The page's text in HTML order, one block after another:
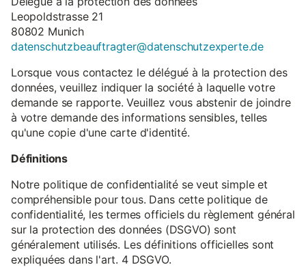
Leopoldstrasse 21
80802 Munich
datenschutzbeauftragter@datenschutzexperte.de
Lorsque vous contactez le délégué à la protection des
données, veuillez indiquer la société à laquelle votre
demande se rapporte. Veuillez vous abstenir de joindre
à votre demande des informations sensibles, telles
qu'une copie d'une carte d'identité.
Définitions
Notre politique de confidentialité se veut simple et
compréhensible pour tous. Dans cette politique de
confidentialité, les termes officiels du règlement général
sur la protection des données (DSGVO) sont
généralement utilisés. Les définitions officielles sont
expliquées dans l'art. 4 DSGVO.